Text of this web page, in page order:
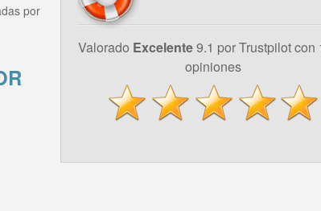
por
Valorado Excelente9.1 por Trustpilot con
opiniones